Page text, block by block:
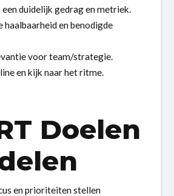
duidelijk gedrag en metriek.
haalbaarheid en benodigde
voor team/strategie.
en kijk naar het ritme.
Doelen
en prioriteiten stellen